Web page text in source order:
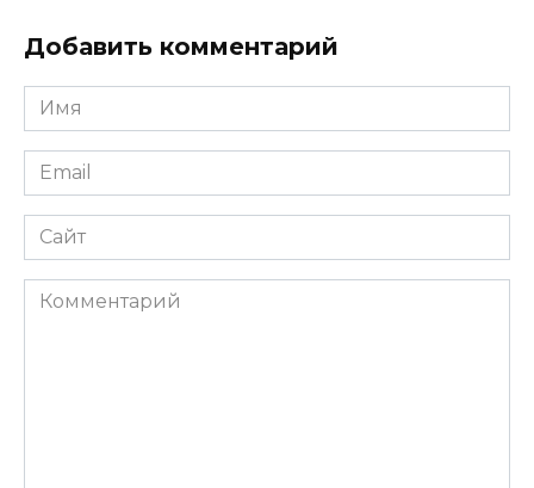
Добавить комментарий
Имя
*
Email
*
Сайт
Комментарий